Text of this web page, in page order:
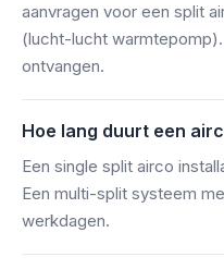
aanvragen voor een split
(lucht-lucht
ontvangen.
Hoe lang duurt een
Een single split airco
Een multi-split systeem
werkdagen.